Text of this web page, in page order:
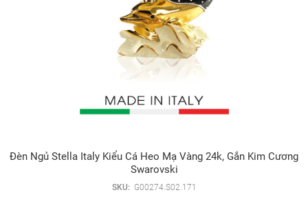
Đèn Ngủ Stella Italy Kiểu Cá Heo Mạ Vàng 24k, Gắn Kim Cương
Swarovski
SKU: G00274.S02.171